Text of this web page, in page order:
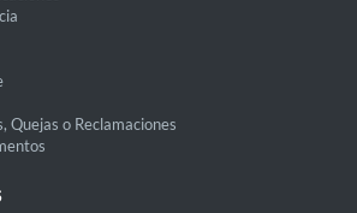
Quejas o Reclamaciones